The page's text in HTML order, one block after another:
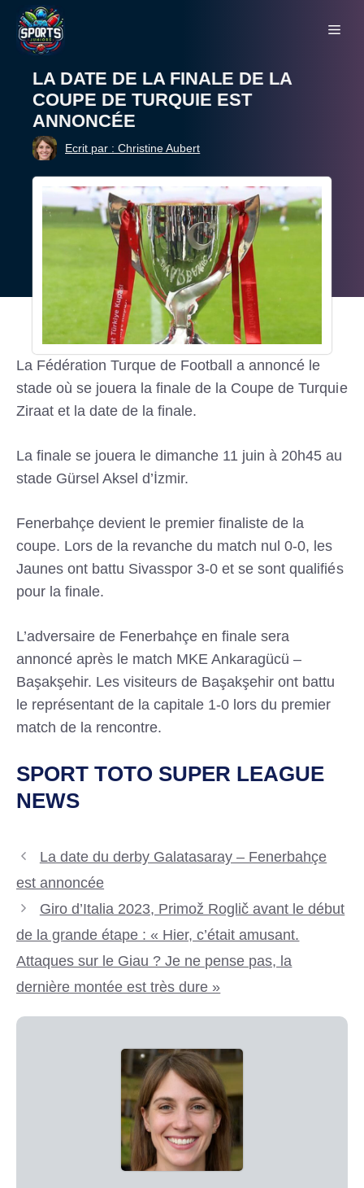
Aller
contenu
LA DATE DE LA FINALE DE LA
COUPE DE TURQUIE EST
ANNONCÉE
Ecrit par : Christine Aubert
La Fédération Turque de Football a annoncé le
stade où se jouera la finale de la Coupe de Turquie
Ziraat et la date de la finale.
La finale se jouera le dimanche 11 juin à 20h45 au
stade Gürsel Aksel d’İzmir.
Fenerbahçe devient le premier finaliste de la
coupe. Lors de la revanche du match nul 0-0, les
Jaunes ont battu Sivasspor 3-0 et se sont qualifiés
pour la finale.
L’adversaire de Fenerbahçe en finale sera
annoncé après le match MKE Ankaragücü –
Başakşehir. Les visiteurs de Başakşehir ont battu
le représentant de la capitale 1-0 lors du premier
match de la rencontre.
SPORT TOTO SUPER LEAGUE
NEWS
La date du derby Galatasaray – Fenerbahçe
est annoncée
Giro d’Italia 2023, Primož Roglič avant le début
de la grande étape : « Hier, c’était amusant.
Attaques sur le Giau ? Je ne pense pas, la
dernière montée est très dure »